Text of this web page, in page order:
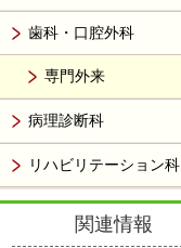
歯科・口腔外科
専門外来
病理診断科
リハビリテーション科
関連情報